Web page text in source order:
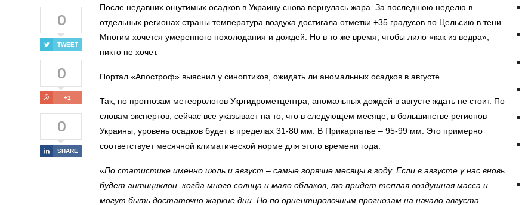
0
TWEET
0
+1
0
SHARE
После недавних ощутимых осадков в Украину снова вернулась жара. За последнюю неделю в
отдельных регионах страны температура воздуха достигала отметки +35 градусов по Цельсию в тени.
Многим хочется умеренного похолодания и дождей. Но в то же время, чтобы лило «как из ведра»,
никто не хочет.
Портал «Апостроф» выяснил у синоптиков, ожидать ли аномальных осадков в августе.
Так, по прогнозам метеорологов Укргидрометцентра, аномальных дождей в августе ждать не стоит. По
словам экспертов, сейчас все указывает на то, что в следующем месяце, в большинстве регионов
Украины, уровень осадков будет в пределах 31-80 мм. В Прикарпатье – 95-99 мм. Это примерно
соответствует месячной климатической норме для этого времени года.
«По статистике именно июль и август – самые горячие месяцы в году. Если в августе у нас вновь
будет антициклон, когда много солнца и мало облаков, то придет теплая воздушная масса и
могут быть достаточно жаркие дни. Но по ориентировочным прогнозам на начало августа